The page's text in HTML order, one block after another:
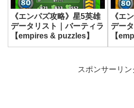
《エンパズ攻略》星5英雄
データリスト｜バーティラ
【empires & puzzles】
《エ
デー
【
スポンサーリン